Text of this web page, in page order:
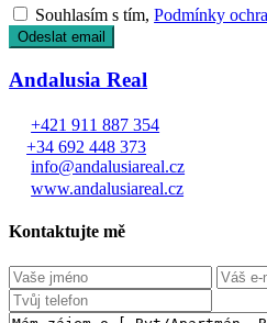
Souhlasím s tím,Podmínky
Andalusia Real
+421 911 887 354
+34 692 448 373
info@andalusiareal.cz
www.andalusiareal.cz
Kontaktujte mě